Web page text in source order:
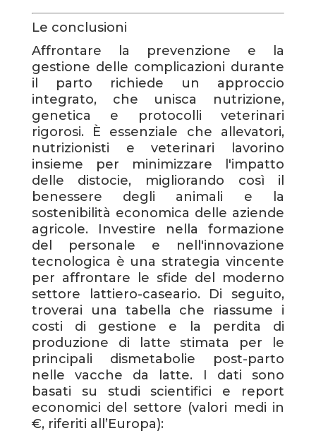
Le conclusioni
Affrontare la prevenzione e la
gestione delle complicazioni durante
il parto richiede un approccio
integrato, che unisca nutrizione,
genetica e protocolli veterinari
rigorosi. È essenziale che allevatori,
nutrizionisti e veterinari lavorino
insieme per minimizzare l'impatto
delle distocie, migliorando così il
benessere degli animali e la
sostenibilità economica delle aziende
agricole. Investire nella formazione
del personale e nell'innovazione
tecnologica è una strategia vincente
per affrontare le sfide del moderno
settore lattiero-caseario. Di seguito,
troverai una tabella che riassume i
costi di gestione e la perdita di
produzione di latte stimata per le
principali dismetabolie post-parto
nelle vacche da latte. I dati sono
basati su studi scientifici e report
economici del settore (valori medi in
€, riferiti all’Europa):